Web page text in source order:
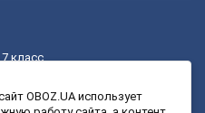
7 класс
OBOZ.UA использует